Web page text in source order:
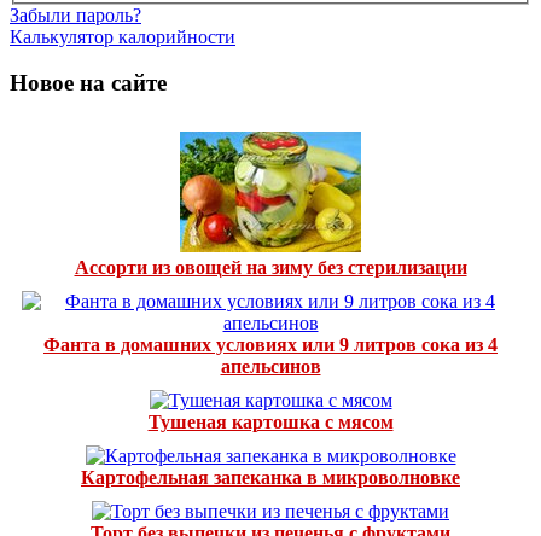
Забыли пароль?
Калькулятор калорийности
Новое на сайте
Ассорти из овощей на зиму без стерилизации
Фанта в домашних условиях или 9 литров сока из 4
апельсинов
Тушеная картошка с мясом
Картофельная запеканка в микроволновке